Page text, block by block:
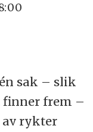
sak – slik
finner frem –
av rykter